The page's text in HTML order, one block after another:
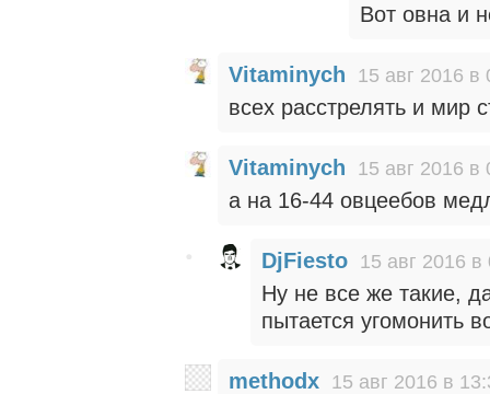
Вот овна и
Vitaminych 15 авг 2016 в
всех расстрелять и мир
Vitaminych 15 авг 2016 в
а на 16-44 овцеебов
DjFiesto 15 авг 2016 в
Ну не все же такие,
пытается угомонить
methodx 15 авг 2016 в